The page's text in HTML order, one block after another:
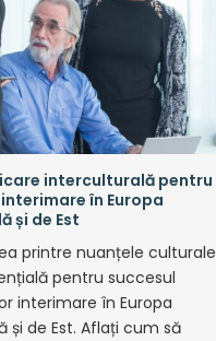
interculturală pentru
în Europa
și de Est
printre nuanțele culturale
pentru succesul
interimare în Europa
și de Est. Aflați cum să